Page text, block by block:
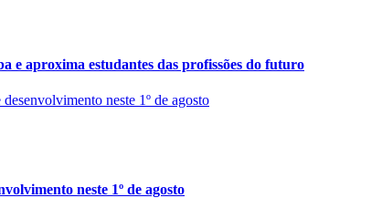
e aproxima estudantes das profissões do futuro
neste 1º de agosto